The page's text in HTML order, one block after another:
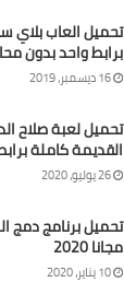
برابط واحد بدون
16 ديسمبر، 2019
تحميل لعبة صلاح
القديمة كاملة برابط
26 يوليو، 2020
تحميل برنامج دمج
مجانا 2020
10 يناير، 2020